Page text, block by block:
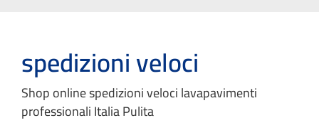
spedizioni veloci
Shop online spedizioni veloci lavapavimenti
professionali Italia Pulita